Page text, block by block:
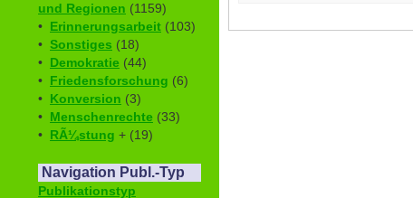
und Regionen (1159)
• Erinnerungsarbeit (103)
• Sonstiges (18)
• Demokratie (44)
• Friedensforschung (6)
• Konversion (3)
• Menschenrechte (33)
• RÃ¼stung + (19)
Navigation Publ.-Typ
Publikationstyp